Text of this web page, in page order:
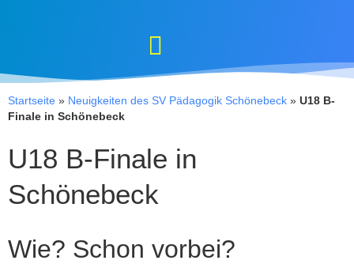
Startseite » Neuigkeiten des SV Pädagogik Schönebeck » U18 B-
Finale in Schönebeck
U18 B-Finale in
Schönebeck
Wie? Schon vorbei?